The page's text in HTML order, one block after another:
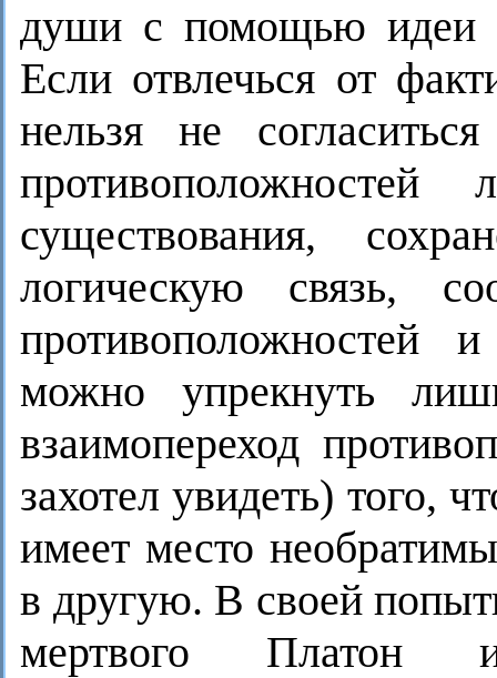
души с помощью идеи
Если отвлечься от
нельзя не
существования,
логическую связь,
противоположностей
можно упрекнуть
взаимопереход
захотел увидеть) того,
имеет место
в другую. В своей
мертвого Платон